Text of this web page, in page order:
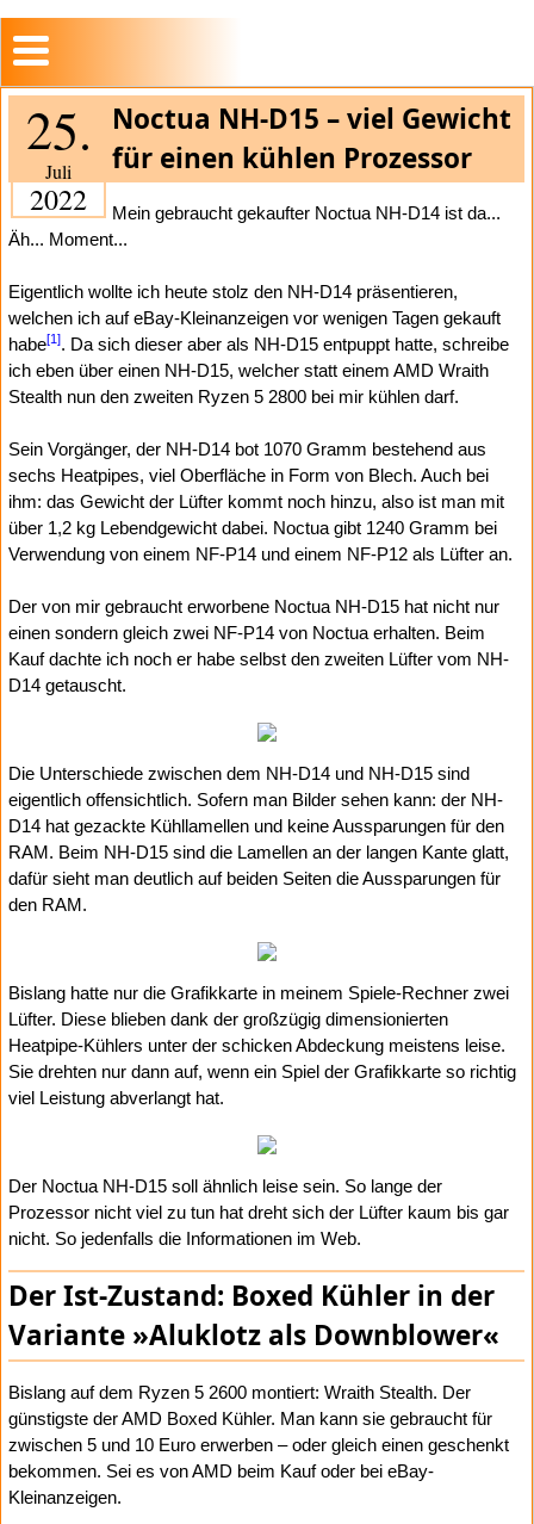
25.
Juli
2022
Noctua NH-D15 – viel Gewicht
für einen kühlen Prozessor
Mein gebraucht gekaufter Noctua NH-D14 ist da...
Äh... Moment...
Eigentlich wollte ich heute stolz den NH-D14 präsentieren,
welchen ich auf eBay-Kleinanzeigen vor wenigen Tagen gekauft
habe[1]. Da sich dieser aber als NH-D15 entpuppt hatte, schreibe
ich eben über einen NH-D15, welcher statt einem AMD Wraith
Stealth nun den zweiten Ryzen 5 2800 bei mir kühlen darf.
Sein Vorgänger, der NH-D14 bot 1070 Gramm bestehend aus
sechs Heatpipes, viel Oberfläche in Form von Blech. Auch bei
ihm: das Gewicht der Lüfter kommt noch hinzu, also ist man mit
über 1,2 kg Lebendgewicht dabei. Noctua gibt 1240 Gramm bei
Verwendung von einem NF-P14 und einem NF-P12 als Lüfter an.
Der von mir gebraucht erworbene Noctua NH-D15 hat nicht nur
einen sondern gleich zwei NF-P14 von Noctua erhalten. Beim
Kauf dachte ich noch er habe selbst den zweiten Lüfter vom NH-
D14 getauscht.
Die Unterschiede zwischen dem NH-D14 und NH-D15 sind
eigentlich offensichtlich. Sofern man Bilder sehen kann: der NH-
D14 hat gezackte Kühllamellen und keine Aussparungen für den
RAM. Beim NH-D15 sind die Lamellen an der langen Kante glatt,
dafür sieht man deutlich auf beiden Seiten die Aussparungen für
den RAM.
Bislang hatte nur die Grafikkarte in meinem Spiele-Rechner zwei
Lüfter. Diese blieben dank der großzügig dimensionierten
Heatpipe-Kühlers unter der schicken Abdeckung meistens leise.
Sie drehten nur dann auf, wenn ein Spiel der Grafikkarte so richtig
viel Leistung abverlangt hat.
Der Noctua NH-D15 soll ähnlich leise sein. So lange der
Prozessor nicht viel zu tun hat dreht sich der Lüfter kaum bis gar
nicht. So jedenfalls die Informationen im Web.
Der Ist-Zustand: Boxed Kühler in der
Variante »Aluklotz als Downblower«
Bislang auf dem Ryzen 5 2600 montiert: Wraith Stealth. Der
günstigste der AMD Boxed Kühler. Man kann sie gebraucht für
zwischen 5 und 10 Euro erwerben – oder gleich einen geschenkt
bekommen. Sei es von AMD beim Kauf oder bei eBay-
Kleinanzeigen.